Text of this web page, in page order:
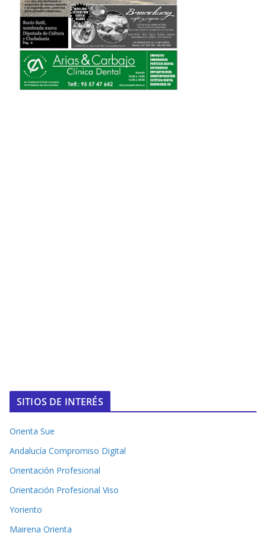
SITIOS DE INTERÉS
Orienta Sue
Andalucía Compromiso Digital
Orientación Profesional
Orientación Profesional Viso
Yoriento
Mairena Orienta